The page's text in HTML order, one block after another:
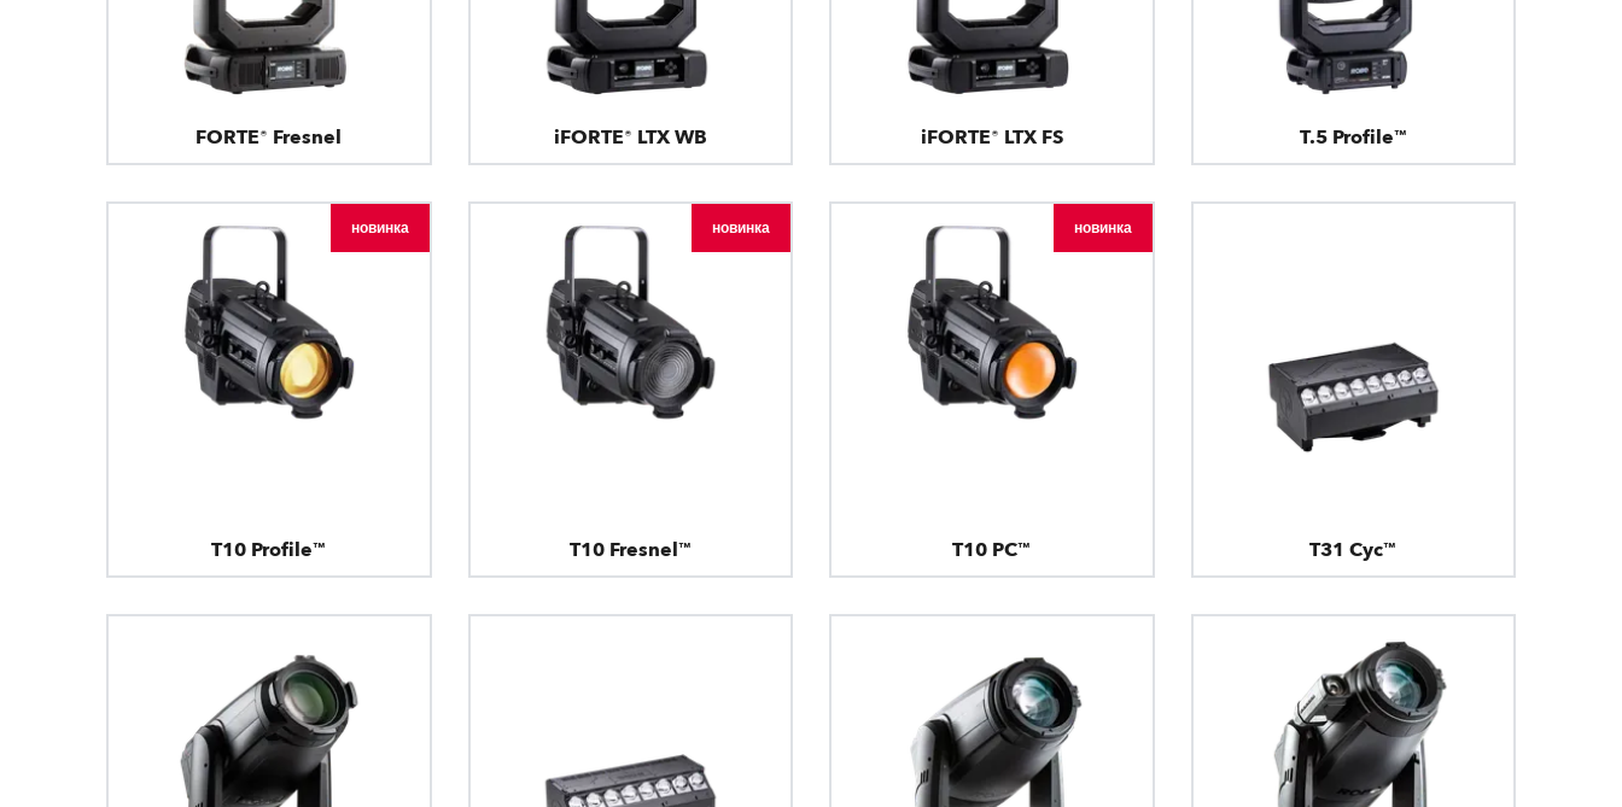
FORTE® Fresnel iFORTE® LTX WB iFORTE® LTX FS T.5 Profile™
T10 Profile™
новинка
T10 Fresnel™
новинка
T10 PC™
новинка
T31 Cyc™